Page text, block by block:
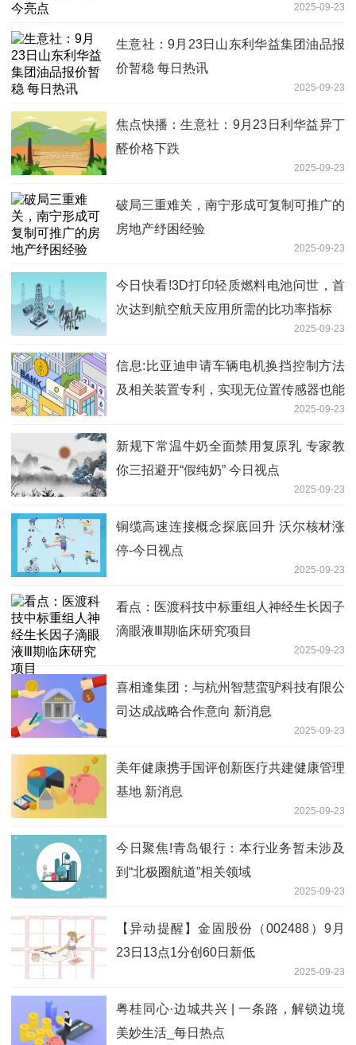
2025-09-23
生意社：9月23日山东利华益集团油品报
价暂稳 每日热讯
2025-09-23
焦点快播：生意社：9月23日利华益异丁
醛价格下跌
2025-09-23
破局三重难关，南宁形成可复制可推广的
房地产纾困经验
2025-09-23
今日快看!3D打印轻质燃料电池问世，首
次达到航空航天应用所需的比功率指标
2025-09-23
信息:比亚迪申请车辆电机换挡控制方法
及相关装置专利，实现无位置传感器也能
2025-09-23
新规下常温牛奶全面禁用复原乳 专家教
你三招避开“假纯奶” 今日视点
2025-09-23
铜缆高速连接概念探底回升 沃尔核材涨
停-今日视点
2025-09-23
看点：医渡科技中标重组人神经生长因子
滴眼液Ⅲ期临床研究项目
2025-09-23
喜相逢集团：与杭州智慧蛮驴科技有限公
司达成战略合作意向 新消息
2025-09-23
美年健康携手国评创新医疗共建健康管理
基地 新消息
2025-09-23
今日聚焦!青岛银行：本行业务暂未涉及
到“北极圈航道”相关领域
2025-09-23
【异动提醒】金固股份（002488）9月
23日13点1分创60日新低
2025-09-23
粤桂同心·边城共兴 | 一条路，解锁边境
美妙生活_每日热点